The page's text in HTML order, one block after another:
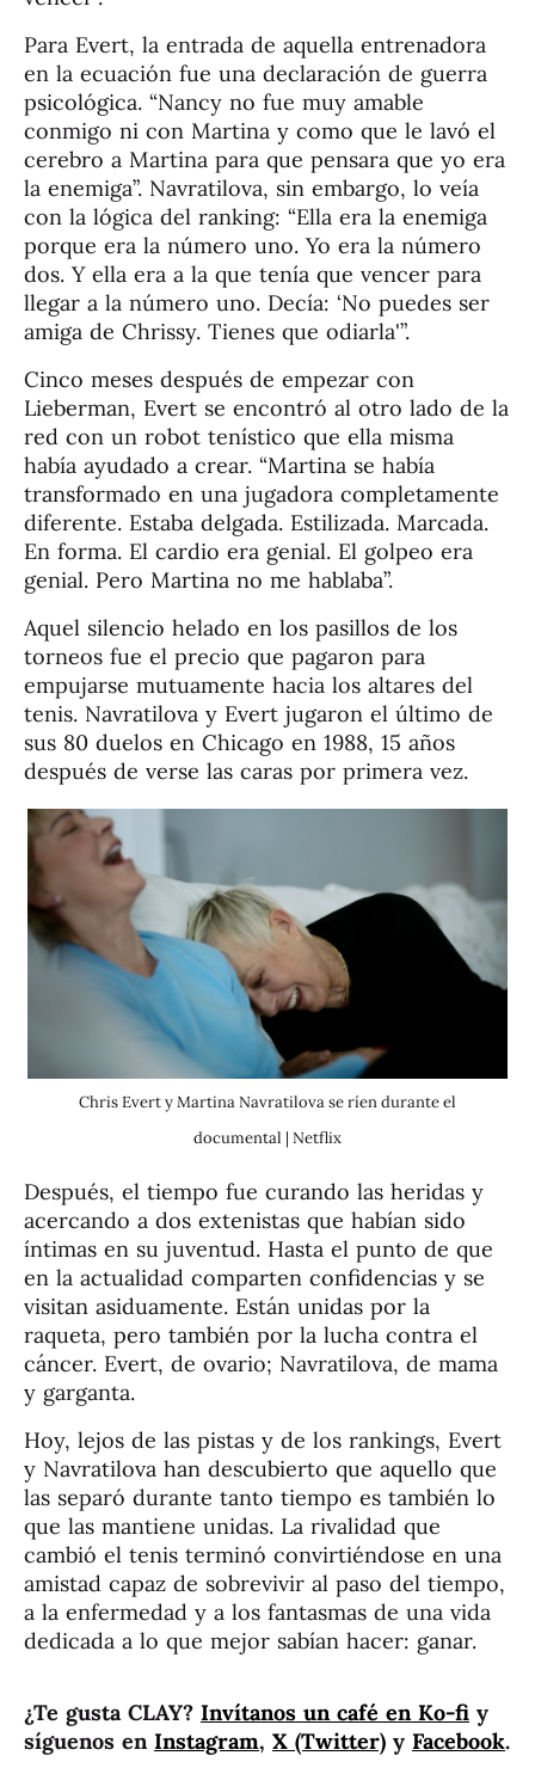
Para Evert, la entrada de aquella entrenadora
en la ecuación fue una declaración de guerra
psicológica. “Nancy no fue muy amable
conmigo ni con Martina y como que le lavó el
cerebro a Martina para que pensara que yo era
la enemiga”. Navratilova, sin embargo, lo veía
con la lógica del ranking: “Ella era la enemiga
porque era la número uno. Yo era la número
dos. Y ella era a la que tenía que vencer para
llegar a la número uno. Decía: ‘No puedes ser
amiga de Chrissy. Tienes que odiarla'”.
Cinco meses después de empezar con
Lieberman, Evert se encontró al otro lado de la
red con un robot tenístico que ella misma
había ayudado a crear. “Martina se había
transformado en una jugadora completamente
diferente. Estaba delgada. Estilizada. Marcada.
En forma. El cardio era genial. El golpeo era
genial. Pero Martina no me hablaba”.
Aquel silencio helado en los pasillos de los
torneos fue el precio que pagaron para
empujarse mutuamente hacia los altares del
tenis. Navratilova y Evert jugaron el último de
sus 80 duelos en Chicago en 1988, 15 años
después de verse las caras por primera vez.
Chris Evert y Martina Navratilova se ríen durante el
documental | Netflix
Después, el tiempo fue curando las heridas y
acercando a dos extenistas que habían sido
íntimas en su juventud. Hasta el punto de que
en la actualidad comparten confidencias y se
visitan asiduamente. Están unidas por la
raqueta, pero también por la lucha contra el
cáncer. Evert, de ovario; Navratilova, de mama
y garganta.
Hoy, lejos de las pistas y de los rankings, Evert
y Navratilova han descubierto que aquello que
las separó durante tanto tiempo es también lo
que las mantiene unidas. La rivalidad que
cambió el tenis terminó convirtiéndose en una
amistad capaz de sobrevivir al paso del tiempo,
a la enfermedad y a los fantasmas de una vida
dedicada a lo que mejor sabían hacer: ganar.
¿Te gusta CLAY? Invítanos un café en Ko-fi y
síguenos en Instagram, X (Twitter) y Facebook.